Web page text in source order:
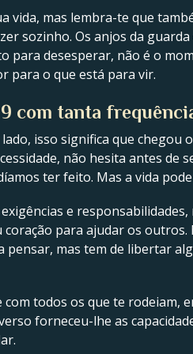
vida, mas lembra-te que
sozinho. Os anjos da
para desesperar, não é o
para o que está para vir.
com tanta
isso significa que chegou
não hesita antes de
ter feito. Mas a vida
e
para ajudar os
mas tem de libertar
todos os que te rodeiam,
forneceu-lhe as